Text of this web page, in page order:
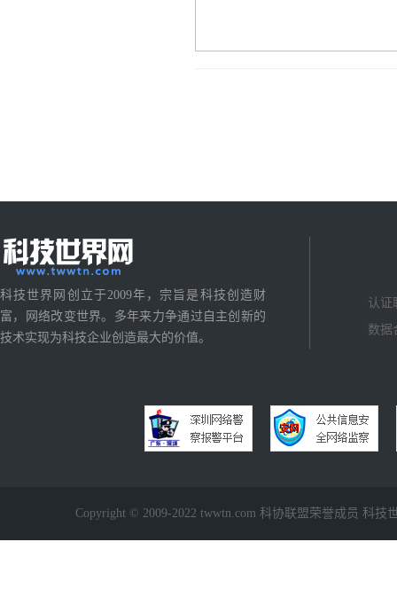
科技世界网创立于2009年，宗旨是科技创造财
富，网络改变世界。多年来力争通过自主创新的
技术实现为科技企业创造最大的价值。
认证
数据
Copyright © 2009-2022 twwtn.com 科协联盟荣誉成员 科